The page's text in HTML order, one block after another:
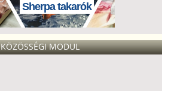
Sherpa takarók
KÖZÖSSÉGI MODUL